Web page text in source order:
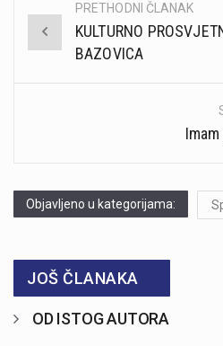
Post
navigation
PRETHODNI ČLANAK
KULTURNO
BAZOVICA
Objavljeno u kategorijama:
JOŠ ČLANAKA
OD ISTOG AUTORA